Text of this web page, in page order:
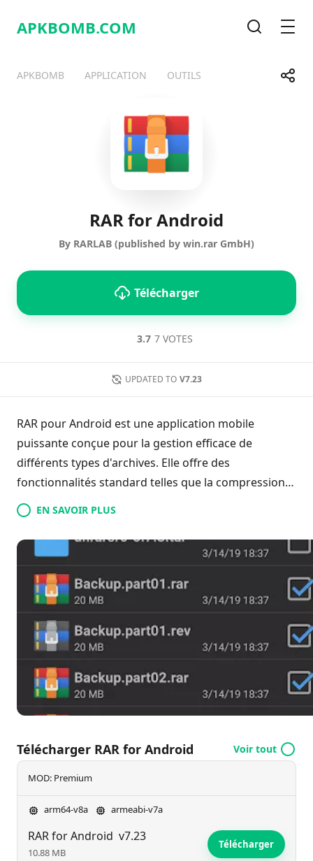
APKBOMB.COM
APKBOMB APPLICATION OUTILS
Telegram
RAR for Android
By RARLAB (published by win.rar GmbH)
Télécharger
3.7 7 VOTES
UPDATED TO V7.23
RAR pour Android est une application mobile
puissante conçue pour la gestion efficace de
différents types d'archives. Elle offre des
fonctionnalités standard telles que la compression
et l'extraction de fichiers, ainsi que des
fonctionnalités avancées comme la récupération de
fichiers endommagés et le chiffrement pour une
sécurité accrue. Des mises à jour régulières
introduisent de nouveaux outils et capacités,
garantissant aux utilisateurs un accès à des
performances de haut niveau. Cette application se
distingue en permettant aux utilisateurs de gérer
à des solutions alternatives. Avec son interface
conviviale et ses améliorations constantes, RAR pour
Android reste un choix fiable pour la gestion des
EN SAVOIR PLUS
Télécharger RAR for Android Voir tout
MOD: Premium
arm64-v8a armeabi-v7a
RAR for Android v7.23
10.88 MB
Télécharger